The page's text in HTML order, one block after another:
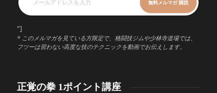
"]
* このメルマガを見ている方限定で、格闘技ジムや少林寺道場では、
フツーは習わない高度な技のテクニックを動画でお伝えします。
正覚の拳 1ポイント講座